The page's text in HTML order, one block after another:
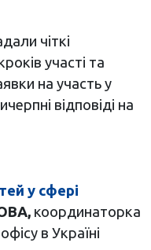
чіткі
участі та
на участь у
відповіді на
у сфері
координаторка
в Україні